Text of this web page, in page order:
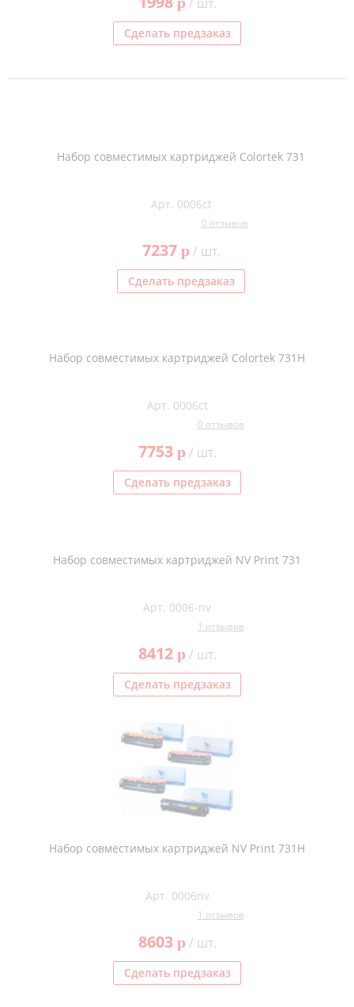
Сделать предзаказ
Набор совместимых картриджей Colortek 731
Арт. 0006ct
0 отзывов
7237 p/ шт.
Сделать предзаказ
Набор совместимых картриджей Colortek 731H
Арт. 0006ct
0 отзывов
7753 p/ шт.
Сделать предзаказ
Набор совместимых картриджей NV Print 731
Арт. 0006-nv
1 отзывов
8412 p/ шт.
Сделать предзаказ
Набор совместимых картриджей NV Print 731H
Арт. 0006nv
1 отзывов
8603 p/ шт.
Сделать предзаказ